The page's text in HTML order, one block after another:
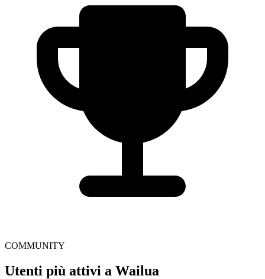
COMMUNITY
Utenti più attivi a Wailua